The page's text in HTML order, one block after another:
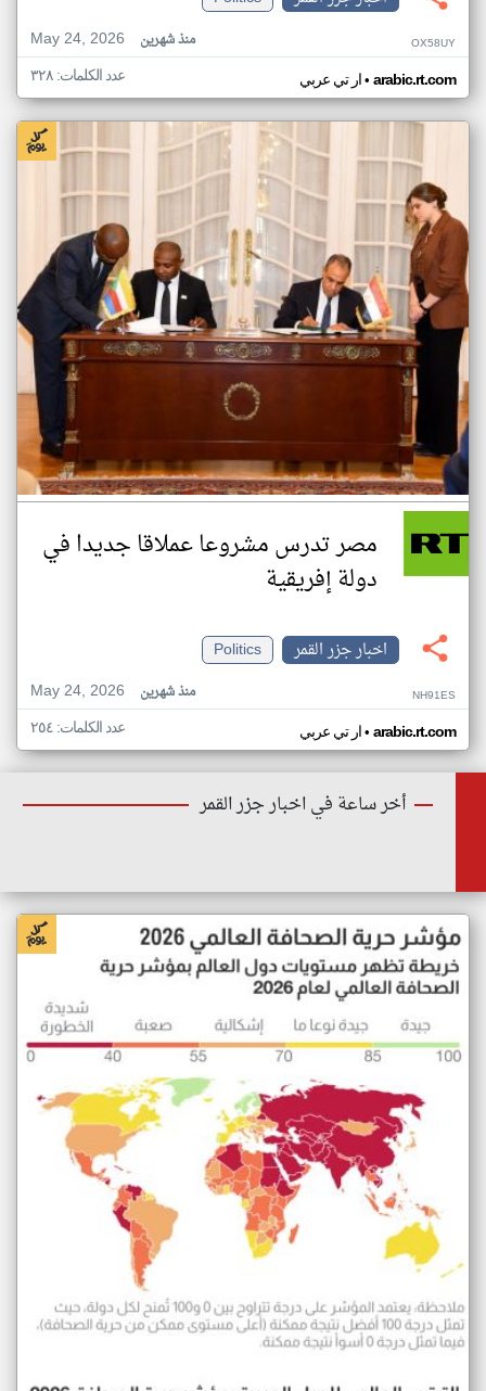
May 24, 2026
منذ شهرين OX58UY
ار تي عربي• arabic.rt.com عدد الكلمات: ٣٢٨
مصر تدرس مشروعا عملاقا جديدا في
دولة إفريقية
اخبار جزر القمر
Politics
May 24, 2026
منذ شهرين NH91ES
ار تي عربي• arabic.rt.com عدد الكلمات: ٢٥٤
أخر ساعة في اخبار جزر القمر